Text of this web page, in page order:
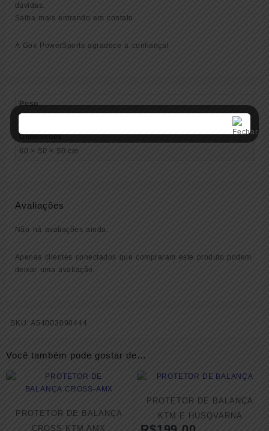
dúvidas.
Saiba mais entrando em contato.
A Gox PowerSports agradece a confiança!
Peso
Dimensões
60 × 50 × 50 cm
Avaliações
Não há avaliações ainda.
Apenas clientes conectados que compraram este produto podem
deixar uma avaliação.
SKU: A54003090444
Você também pode gostar de…
PROTETOR DE BALANÇA
CROSS KTM AMX
PROTETOR DE BALANÇA
KTM E HUSQVARNA